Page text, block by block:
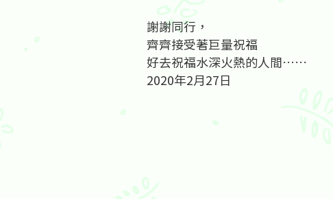
謝謝同行，
齊齊接受著巨量祝福
好去祝福水深火熱的人間……
​2020年2月27日